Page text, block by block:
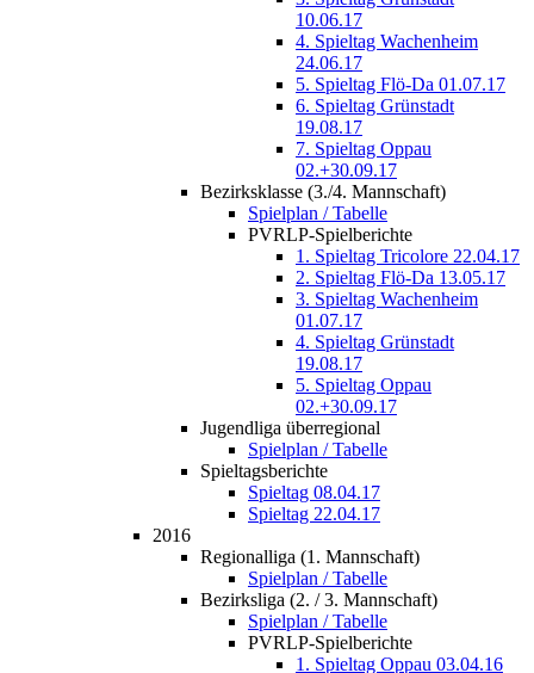
10.06.17
4. Spieltag Wachenheim
24.06.17
5. Spieltag Flö-Da 01.07.17
6. Spieltag Grünstadt
19.08.17
7. Spieltag Oppau
02.+30.09.17
Bezirksklasse (3./4. Mannschaft)
Spielplan / Tabelle
PVRLP-Spielberichte
1. Spieltag Tricolore 22.04.17
2. Spieltag Flö-Da 13.05.17
3. Spieltag Wachenheim
01.07.17
4. Spieltag Grünstadt
19.08.17
5. Spieltag Oppau
02.+30.09.17
Jugendliga überregional
Spielplan / Tabelle
Spieltagsberichte
Spieltag 08.04.17
Spieltag 22.04.17
2016
Regionalliga (1. Mannschaft)
Spielplan / Tabelle
Bezirksliga (2. / 3. Mannschaft)
Spielplan / Tabelle
PVRLP-Spielberichte
1. Spieltag Oppau 03.04.16